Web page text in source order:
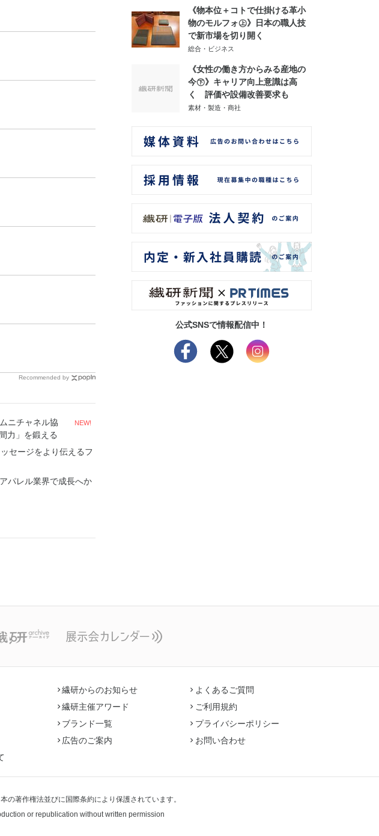
Recommended by
ニチャネル協
力」を鍛える
NEW!
セージをより伝えるフ
パレル業界で成長へか
《物本位＋コトで仕掛ける革小
物のモルフォ㊤》日本の職人技
で新市場を切り開く
総合・ビジネス
《女性の働き方からみる産地の
今㊦》キャリア向上意識は高
く 評価や設備改善要求も
素材・製造・商社
公式SNSで情報配信中！
繊研からのお知らせ
繊研主催アワード
ブランド一覧
広告のご案内
よくあるご質問
ご利用規約
プライバシーポリシー
お問い合わせ
の著作権法並びに国際条約により保護されています。
or republication without written permission